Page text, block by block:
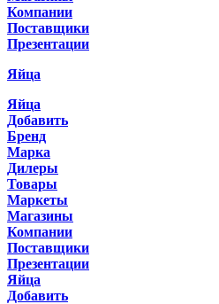
Компании
Поставщики
Презентации
Яйца
Яйца
Добавить
Бренд
Марка
Дилеры
Товары
Маркеты
Магазины
Компании
Поставщики
Презентации
Яйца
Добавить